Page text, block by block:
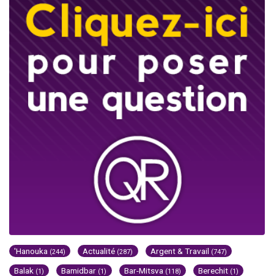
'Hanouka (244) Actualité (287) Argent & Travail (747)
Balak (1) Bamidbar (1) Bar-Mitsva (118) Berechit (1)